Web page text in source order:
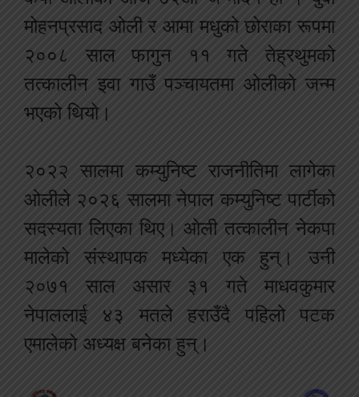
मोहनप्रसाद ओली र आमा मधुको छोराका रूपमा
२००८ साल फागुन ११ गते तेह्रथुमको
तत्कालीन इवा गाउँ पञ्चायतमा ओलीको जन्म
भएको थियो।
२०२२ सालमा कम्युनिष्ट राजनीतिमा लागेका
ओलीले २०२६ सालमा नेपाल कम्युनिष्ट पार्टीको
सदस्यता लिएका थिए। ओली तत्कालीन नेकपा
मालेको संस्थापक मध्येका एक हुन्। उनी
२०७१ साल असार ३१ गते माधवकुमार
नेपाललाई ४३ मतले हराउँदै पहिलो पटक
एमालेको अध्यक्ष बनेका हुन्।